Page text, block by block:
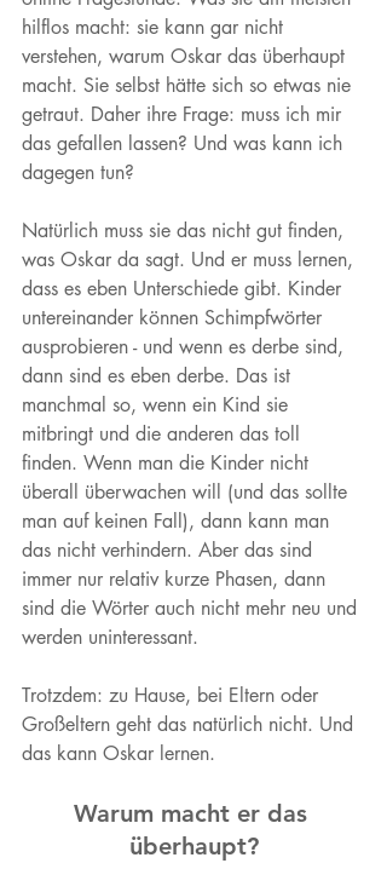
hilflos macht: sie kann gar nicht
verstehen, warum Oskar das überhaupt
macht. Sie selbst hätte sich so etwas nie
getraut. Daher ihre Frage: muss ich mir
das gefallen lassen? Und was kann ich
dagegen tun?
Natürlich muss sie das nicht gut finden,
was Oskar da sagt. Und er muss lernen,
dass es eben Unterschiede gibt. Kinder
untereinander können Schimpfwörter
ausprobieren - und wenn es derbe sind,
dann sind es eben derbe. Das ist
manchmal so, wenn ein Kind sie
mitbringt und die anderen das toll
finden. Wenn man die Kinder nicht
überall überwachen will (und das sollte
man auf keinen Fall), dann kann man
das nicht verhindern. Aber das sind
immer nur relativ kurze Phasen, dann
sind die Wörter auch nicht mehr neu und
werden uninteressant.
Trotzdem: zu Hause, bei Eltern oder
Großeltern geht das natürlich nicht. Und
das kann Oskar lernen.
Warum macht er das
überhaupt?